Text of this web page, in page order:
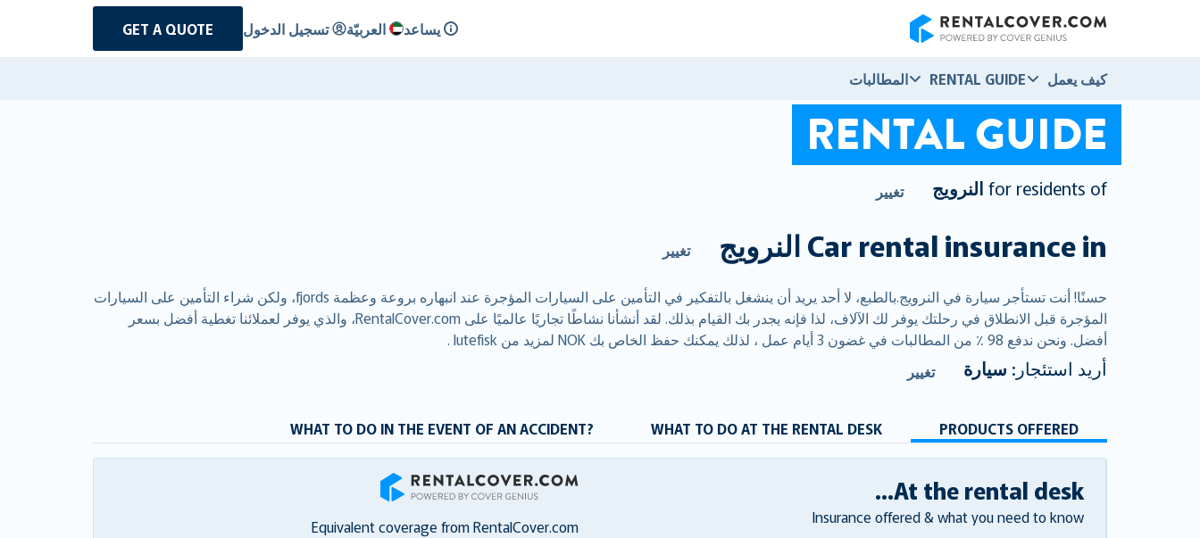
يساعد العربيّة تسجيل الدخول GET A QUOTE
كيف يعمل RENTAL GUIDE المطالبات
RENTAL GUIDE
for residents of النرويج تغيير
Car rental insurance inالنرويج تغيير
حسنًا! أنت تستأجر سيارة في النرويج.بالطبع، لا أحد يريد أن ينشغل بالتفكير في التأمين على السيارات المؤجرة عند انبهاره بروعة وعظمة fjords، ولكن شراء التأمين على السيارات
المؤجرة قبل الانطلاق في رحلتك يوفر لك الآلاف، لذا فإنه يجدر بك القيام بذلك. لقد أنشأنا نشاطًا تجاريًا عالميًا على RentalCover.com، والذي يوفر لعملائنا تغطية أفضل بسعر
أفضل. ونحن ندفع 98 ٪ من المطالبات في غضون 3 أيام عمل ، لذلك يمكنك حفظ الخاص بك NOK لمزيد من lutefisk .
أريد استئجار: سيارة تغيير
PRODUCTS OFFERED
WHAT TO DO AT THE RENTAL DESK
WHAT TO DO IN THE EVENT OF AN ACCIDENT?
At the rental desk...
Insurance offered & what you need to know
RentalCover
Equivalent coverage from RentalCover.com